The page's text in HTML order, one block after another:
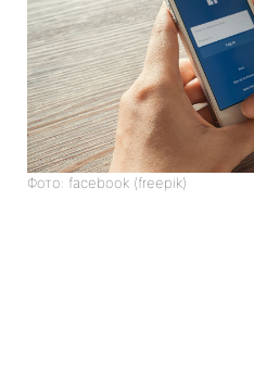
Фото: facebook (freepik)